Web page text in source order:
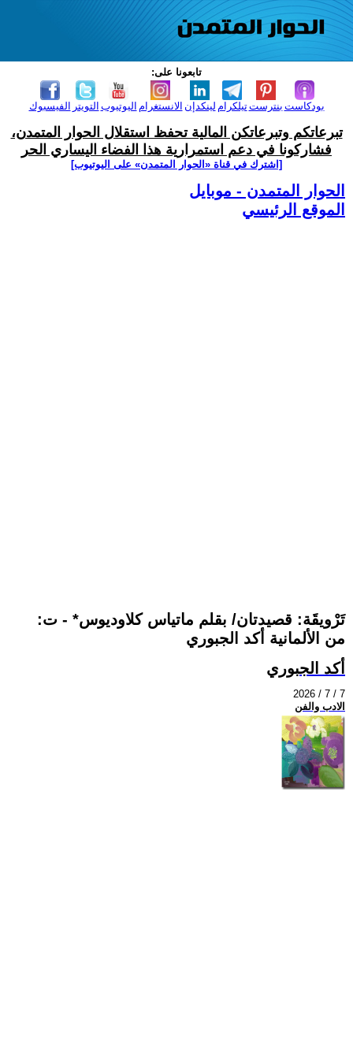
تابعونا على:
الفيسبوك التويتر اليوتيوب الانستغرام لينكدإن تيلكرامبنترست بودكاست
تبرعاتكم وتبرعاتكن المالية تحفظ استقلال الحوار المتمدن،
فشاركونا في دعم استمرارية هذا الفضاء اليساري الحر
[اشترك في قناة ‫«الحوار المتمدن» على اليوتيوب]
الحوار المتمدن - موبايل
الموقع الرئيسي
تَرْويقَة: قصيدتان/ بقلم ماتياس كلاوديوس* - ت:
من الألمانية أكد الجبوري
أكد الجبوري
2026 / 7 / 7
الادب والفن